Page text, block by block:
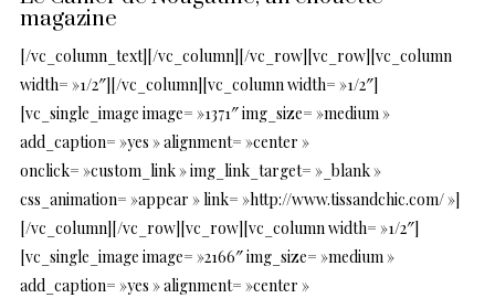
magazine
[/vc_column_text][/vc_column][/vc_row][vc_row][vc_column
width= »1/2″][/vc_column][vc_column width= »1/2″]
[vc_single_image image= »1371″ img_size= »medium »
add_caption= »yes » alignment= »center »
onclick= »custom_link » img_link_target= »_blank »
css_animation= »appear » link= »http://www.tissandchic.com/ »]
[/vc_column][/vc_row][vc_row][vc_column width= »1/2″]
[vc_single_image image= »2166″ img_size= »medium »
add_caption= »yes » alignment= »center »